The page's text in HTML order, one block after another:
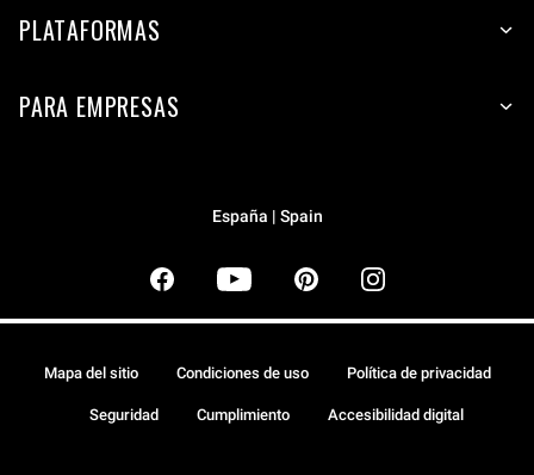
PLATAFORMAS
PARA EMPRESAS
España | Spain
Mapa del sitio Condiciones de uso Política de privacidad
Seguridad Cumplimiento Accesibilidad digital